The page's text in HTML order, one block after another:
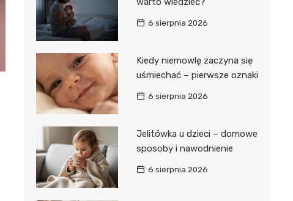
6 sierpnia 2026
Kiedy niemowlę zaczyna się
uśmiechać – pierwsze oznaki
6 sierpnia 2026
Jelitówka u dzieci – domowe
sposoby i nawodnienie
6 sierpnia 2026